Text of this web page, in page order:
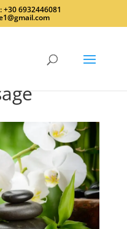
6932446081